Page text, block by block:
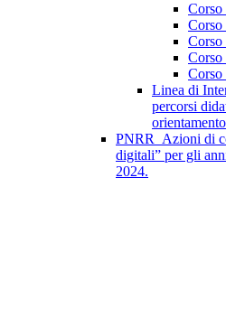
Corso
Corso
Linea di
percorsi
PNRR_Azioni di
digitali” per gli
2024.